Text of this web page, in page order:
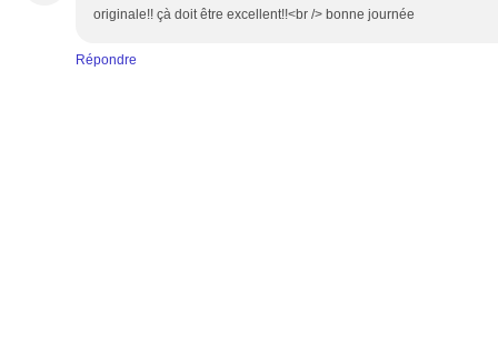
originale!! çà doit être excellent!!<br /> bonne journée
Répondre